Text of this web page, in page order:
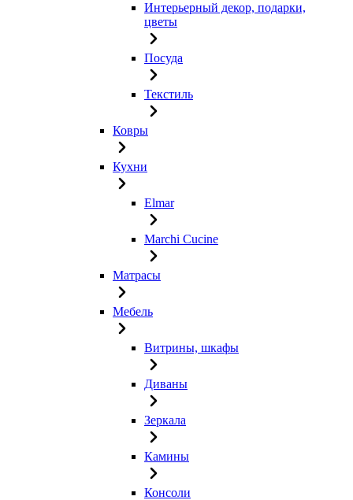
Интерьерный декор, подарки,
цветы
Посуда
Текстиль
Ковры
Кухни
Elmar
Marchi Cucine
Матрасы
Мебель
Витрины, шкафы
Диваны
Зеркала
Камины
Консоли